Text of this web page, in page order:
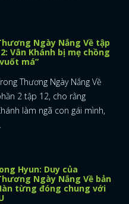
Ngày Nắng Về tập
Vân Khánh bị mẹ chồng
má”
Thương Ngày Nắng Về
2 tập 12, cho rằng
làm ngã con gái mình,
Hyun: Duy của
Ngày Nắng Về bản
từng đóng chung với